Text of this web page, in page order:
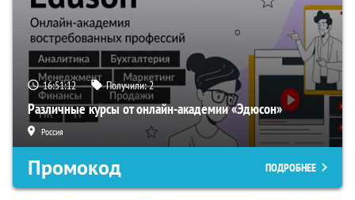
16:51:11 Получили:2
Различные курсы от онлайн-академии «Эдюсон»
Россия
Промокод ПОДРОБНЕЕ